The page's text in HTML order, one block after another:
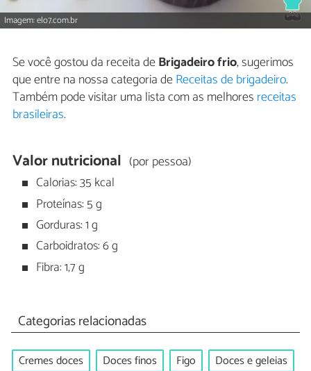
Imagem: elo7.com.br
Se você gostou da receita deBrigadeiro frio, sugerimos
que entre na nossa categoria deReceitas de brigadeiro.
Também pode visitar uma lista com as melhores receitas
brasileiras.
Valor nutricional (por pessoa)
Calorias: 35 kcal
Proteínas: 5 g
Gorduras: 1 g
Carboidratos: 6 g
Fibra: 1,7 g
Categorias relacionadas
Cremes doces Doces finos Figo
Doces e geleias